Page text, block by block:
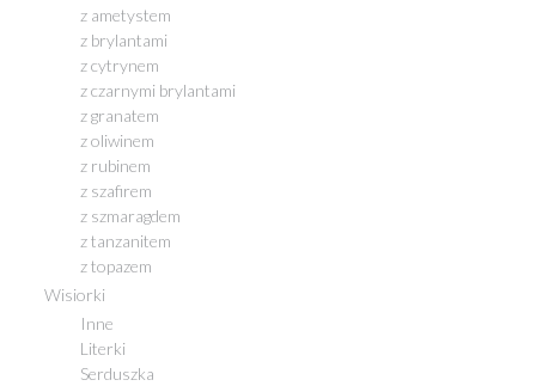
z ametystem
z brylantami
z cytrynem
z czarnymi brylantami
z granatem
z oliwinem
z rubinem
z szafirem
z szmaragdem
z tanzanitem
z topazem
Wisiorki
Inne
Literki
Serduszka